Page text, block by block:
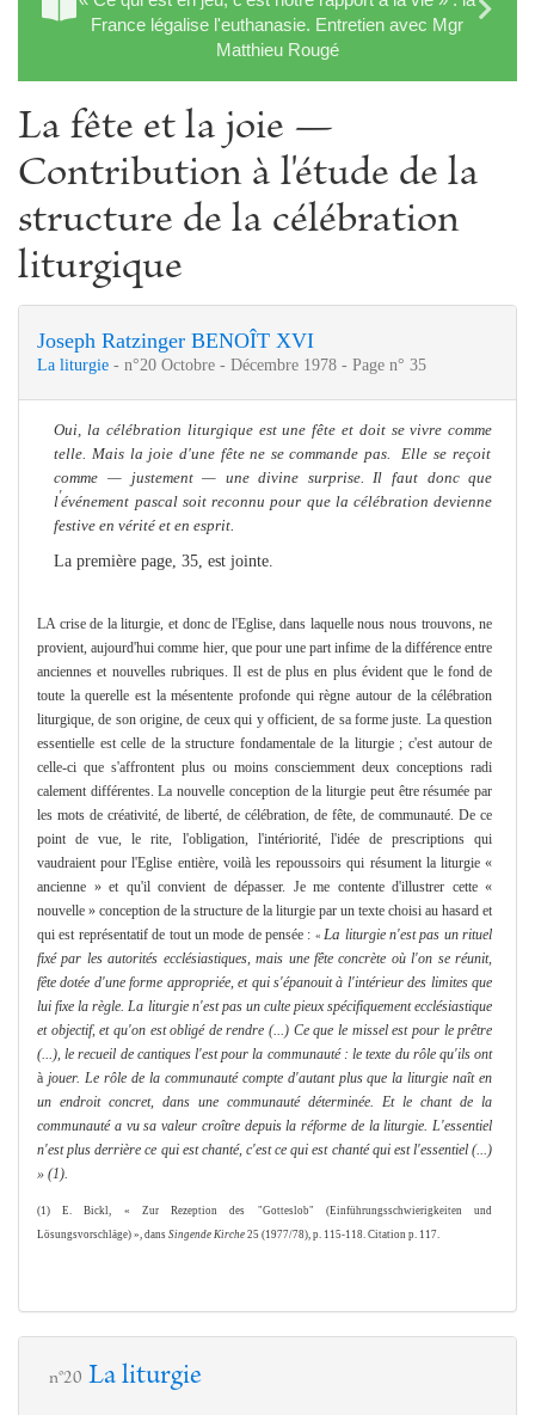
France légalise l'euthanasie. Entretien avec Mgr
Matthieu Rougé
La fête et la joie —
Contribution à l'étude de la
structure de la célébration
liturgique
Joseph Ratzinger BENOÎT XVI
La liturgie - n°20 Octobre - Décembre 1978 - Page n° 35
Oui, la célébration liturgique est une fête et doit se vivre comme
telle. Mais la joie d'une fête ne se commande pas.
Elle se reçoit
comme — justement — une divine surprise. Il faut donc que
l'événement pascal soit reconnu pour que la célébration devienne
festive en vérité et en esprit.
La première page, 35, est jointe.
LA crise de la liturgie, et donc de l'Eglise, dans laquelle nous nous trouvons, ne
provient, aujourd'hui comme hier, que pour une part infime de la différence entre
anciennes et nouvelles rubriques. Il est de plus en plus évident que le fond de
toute la querelle est la mésentente profonde qui règne autour de la célébration
liturgique, de son origine, de ceux qui y officient, de sa forme juste. La question
essentielle est celle de la structure fondamentale de la liturgie ; c'est autour de
celle-ci que s'affrontent plus ou moins consciemment deux conceptions radi­
calement différentes. La nouvelle conception de la liturgie peut être résumée par
les mots de créativité, de liberté, de célébration, de fête, de communauté. De ce
point de vue, le rite, l'obligation, l'intériorité, l'idée de prescriptions qui
vaudraient pour l'Eglise entière, voilà les repoussoirs qui résument la liturgie «
ancienne » et qu'il convient de dépasser. Jeme contente d'illustrer cette «
nouvelle » conception de la structure de la liturgie par un texte choisi au hasard et
qui est représentatif de tout un mode de pensée : « La liturgie n'est pas un rituel
fixé par les autorités ecclésiastiques, mais une fête concrète où l'on se réunit,
fête dotée d'une forme appropriée, et qui s'épanouit à l'intérieur des limites que
lui fixe la règle. La liturgie n'est pas un culte pieux spécifiquement ecclésiastique
et objectif, et qu'on est obligé de rendre (...) Ce que le missel est pour le prêtre
(...), le recueil de cantiques l'est pour la communauté : le texte du rôle qu'ils ont
à jouer. Le rôle de la communauté compte d'autant plus que la liturgie naît en
un endroit concret, dans une communauté déterminée. Et le chant de la
communauté a vu sa valeur croître depuis la réforme de la liturgie. L'essentiel
n'est plus derrière ce qui est chanté,c'est ce qui est chanté qui est l'essentiel (...)
» (1).
(1) E. Bickl, « Zur Rezeption des "Gotteslob" (Einführungsschwierigkeiten und
Lösungsvorschläge) », dans Singende Kirche 25 (1977/78), p. 115-118. Citation p. 117.
n°20 La liturgie